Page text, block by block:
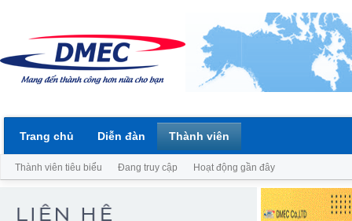
Trang chủ Diễn đàn Thành viên
Thành viên tiêu biểu Đang truy cập Hoạt động gần đây